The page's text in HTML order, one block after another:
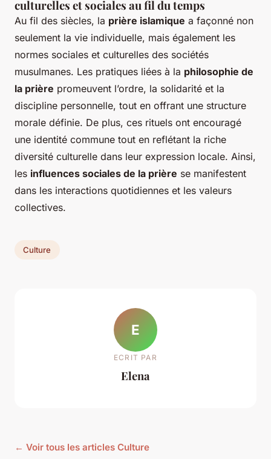
culturelles et sociales au fil du temps
Au fil des siècles, la prière islamique a façonné non
seulement la vie individuelle, mais également les
normes sociales et culturelles des sociétés
musulmanes. Les pratiques liées à la philosophie de
la prière promeuvent l’ordre, la solidarité et la
discipline personnelle, tout en offrant une structure
morale définie. De plus, ces rituels ont encouragé
une identité commune tout en reflétant la riche
diversité culturelle dans leur expression locale. Ainsi,
les influences sociales de la prière se manifestent
dans les interactions quotidiennes et les valeurs
collectives.
Culture
E
ECRIT PAR
Elena
← Voir tous les articles Culture